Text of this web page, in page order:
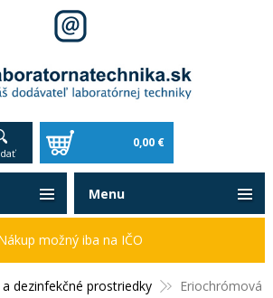
0,00 €
dezinfekčné prostriedky
Eriochrómová
možný iba na IČO
Menu